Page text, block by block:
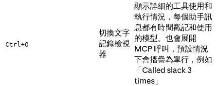
Ctrl+O
切換文字
記錄檢視
器
顯示詳細的工具使用和
執行情況，每個助手訊
息都有時間戳記和使用
的模型。也會展開
MCP 呼叫，預設情況
下會摺疊為單行，例如
「Called slack 3
times」